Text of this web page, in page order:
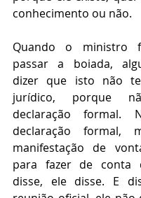
conhecimento ou não.
Quando o ministro
passar a boiada,
dizer que isto não
jurídico, porque
declaração formal.
declaração formal,
manifestação de
para fazer de conta
disse, ele disse. E